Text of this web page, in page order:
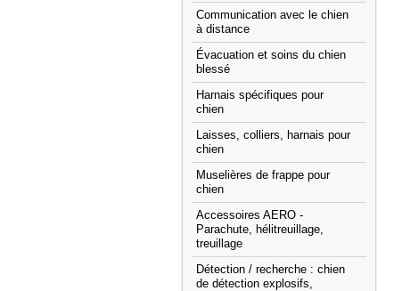
Communication avec le chien
à distance
Évacuation et soins du chien
blessé
Harnais spécifiques pour
chien
Laisses, colliers, harnais pour
chien
Muselières de frappe pour
chien
Accessoires AERO -
Parachute, hélitreuillage,
treuillage
Détection / recherche : chien
de détection explosifs,